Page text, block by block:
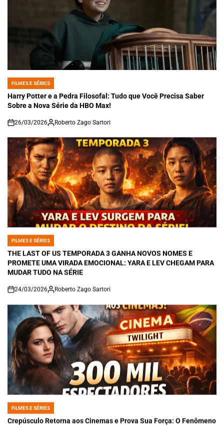
POSTED
IN
FILMES E SÉRIES
Harry Potter e a Pedra Filosofal: Tudo que Você Precisa Saber
Sobre a Nova Série da HBO Max!
on
26/03/2026 Roberto Zago Sartori
POSTED
IN
FILMES E SÉRIES
THE LAST OF US TEMPORADA 3 GANHA NOVOS NOMES E
PROMETE UMA VIRADA EMOCIONAL: YARA E LEV CHEGAM PARA
MUDAR TUDO NA SÉRIE
on
24/03/2026 Roberto Zago Sartori
POSTED
IN
FILMES E SÉRIES
Crepúsculo Retorna aos Cinemas e Prova Sua Força: O Fenômeno